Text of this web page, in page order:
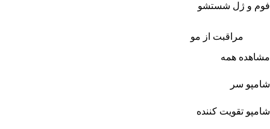
فوم و ژل شستشو
مراقبت از مو
مشاهده همه
شامپو سر
شامپو تقویت کننده